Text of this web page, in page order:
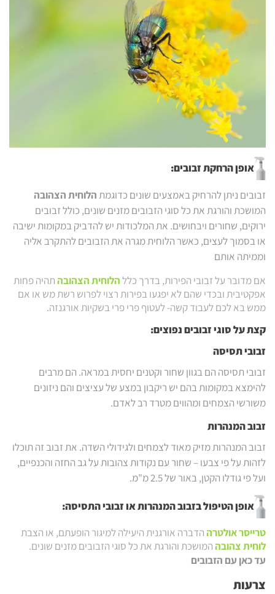
אופן הרחקת זבובים:
זבובים ניתן להרחיק באמצעים שונים כדוגמתהלוחית הצהובה
המושכת והורגת את כל סוגי הזבובים מזנים שונים, כולל זבובים
ירוקים, שחורים ויבחושים. את המלכודות יש להדביק במקומות ישיבה
או בסמוך לעצים, כאשר הלוחית מגרה את הזבובים להתקרב אליה
וממיתה אותם
אם מדובר על זבובי הפירות, בדרך כללהלוחית הצהובהתהיה פחות
אפקטיבית ובכדי שהם לא יפגעו בפירות רצוי לפרוש רשת מש או אם
ממש בא לכם לעבוד קשה- לעטוף פרי פרי בשקיות אורגנזה.
קצת על סוגי זבובים נפוצים:
זבובי תסיסה
זבובי תסיסה הם בגוון שחור וקטנים יחסית במראה. הם מרבים
להימצא במקומות בהם יש ריקבון במצע של עציצים והם ניזונים
משורשי הצמחים ומהווים מטרד רב לאדם.
זבוב המנהרות
זבוב המנהרות מזיק מאוד לצמחים ולגידולי השדה. את זבוב זה תוכלו
לזהות על פי צבעו – שחור עם נקודות צהובות על גב החזה והכנפיים,
ועל פי גודלו הקטן, באור של 2.5 מ"מ.
אופן הטיפול בזבוב המנהרות או זבובי התסיסה:
טרייסר אולטרההדברה אורגנית היעילה למיגור הופעתם, או הצבת
לוחית צהובההמושכת והורגת את כל סוגי הזבובים מזנים שונים.
עד כאן עם הזבובים
צרעות